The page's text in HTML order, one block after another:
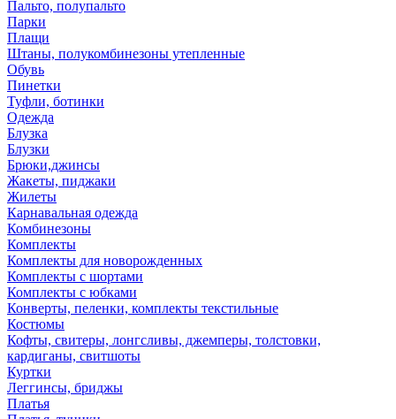
Пальто, полупальто
Парки
Плащи
Штаны, полукомбинезоны утепленные
Обувь
Пинетки
Туфли, ботинки
Одежда
Блузка
Блузки
Брюки,джинсы
Жакеты, пиджаки
Жилеты
Карнавальная одежда
Комбинезоны
Комплекты
Комплекты для новорожденных
Комплекты с шортами
Комплекты с юбками
Конверты, пеленки, комплекты текстильные
Костюмы
Кофты, свитеры, лонгсливы, джемперы, толстовки,
кардиганы, свитшоты
Куртки
Леггинсы, бриджы
Платья